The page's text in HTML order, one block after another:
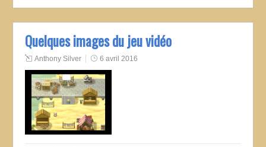
Quelques images du jeu vidéo
Anthony Silver 6 avril 2016